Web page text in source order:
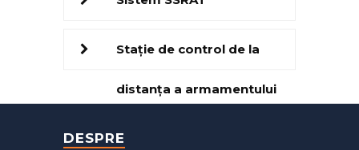
Stație de control de la
distanța a armamentului
DESPRE